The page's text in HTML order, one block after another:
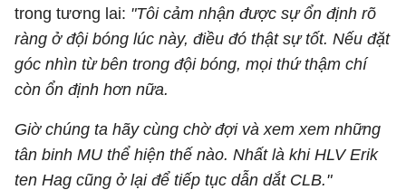
trong tương lai: "Tôi cảm nhận được sự ổn định rõ
ràng ở đội bóng lúc này, điều đó thật sự tốt. Nếu đặt
góc nhìn từ bên trong đội bóng, mọi thứ thậm chí
còn ổn định hơn nữa.
Giờ chúng ta hãy cùng chờ đợi và xem xem những
tân binh MU thể hiện thế nào. Nhất là khi HLV Erik
ten Hag cũng ở lại để tiếp tục dẫn dắt CLB."